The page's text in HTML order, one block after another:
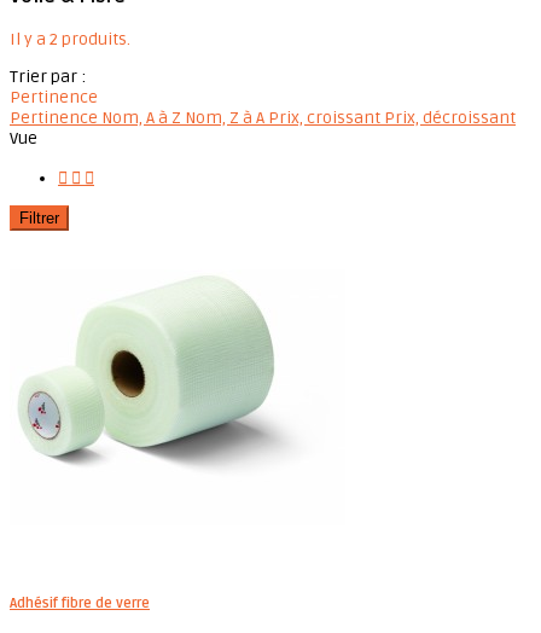
Il y a 2 produits.
Trier par :
Pertinence
Pertinence Nom, A à Z Nom, Z à A Prix, croissant Prix, décroissant
Vue
  
Filtrer
Adhésif fibre de verre